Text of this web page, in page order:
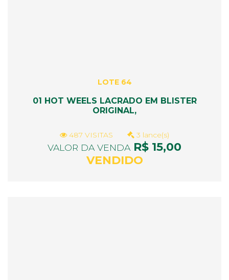
LOTE 64
01 HOT WEELS LACRADO EM BLISTER
ORIGINAL,
487 VISITAS 3 lance(s)
VALOR DA VENDAR$ 15,00
VENDIDO